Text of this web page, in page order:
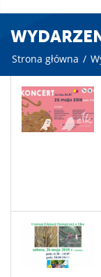
Strona główna /